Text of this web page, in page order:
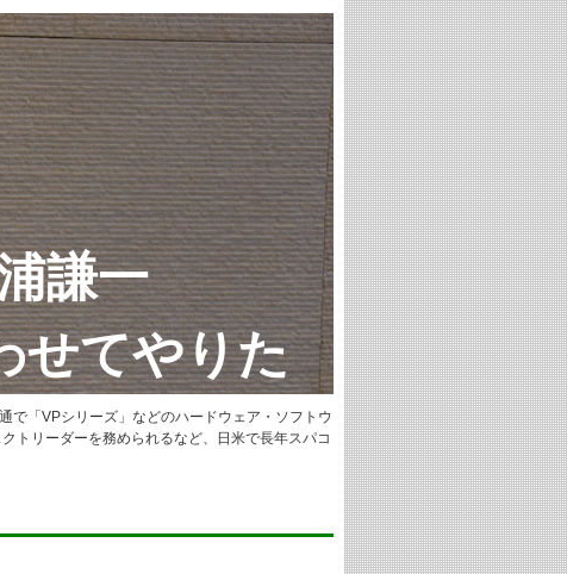
一
せてやりた
で「VPシリーズ」などのハードウェア・ソフトウ
トリーダーを務められるなど、日米で長年スパコ